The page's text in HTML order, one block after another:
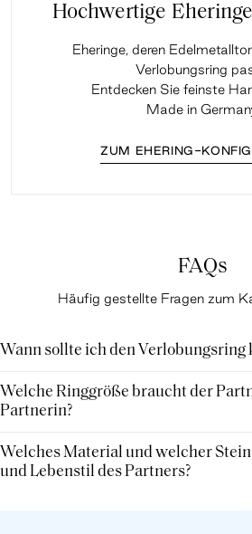
Hochwertige
Eheringe, deren
Verlobungsring
Entdecken Sie feinste
Made in
ZUM EHERING-
FAQs
Häufig gestellte Fragen zum
Wann sollte ich den Verlobungsring
Welche Ringgröße braucht der
Partnerin?
Welches Material und welcher
und Lebenstil des Partners?